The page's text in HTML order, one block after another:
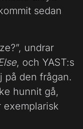
sedan
undrar
, och YAST:s
på den frågan.
hunnit gå,
exemplarisk